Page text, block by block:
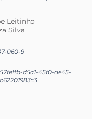
Leitinho
Silva
060-9
d5a1-45f0-ae45-